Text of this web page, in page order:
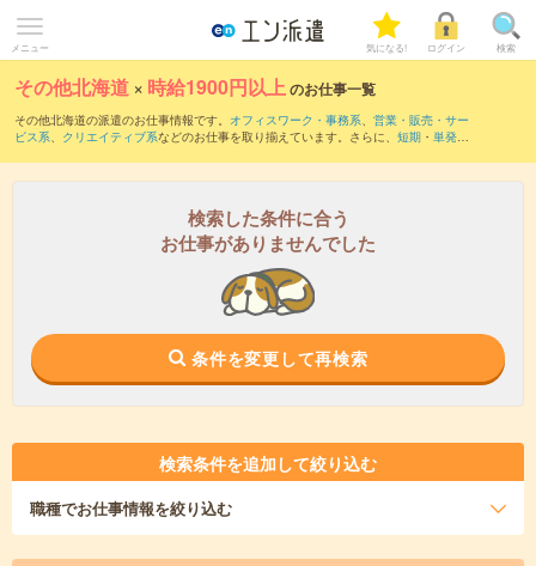
メニュー 気になる! ログイン 検索
その他北海道 × 時給1900円以上のお仕事一覧
その他北海道の派遣のお仕事情報です。 オフィスワーク・事務系、 営業・販売・サー
ビス系、 クリエイティブ系などのお仕事を取り揃えています。さらに、 短期 ・ 単発な
検索した条件に合う
お仕事がありませんでした
条件を変更して再検索
検索条件を追加して絞り込む
職種でお仕事情報を絞り込む